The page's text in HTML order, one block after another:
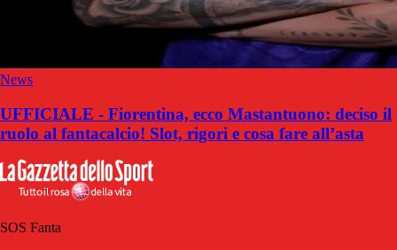
News
UFFICIALE - Fiorentina, ecco Mastantuono: deciso il
ruolo al fantacalcio! Slot, rigori e cosa fare all’asta
SOS Fanta